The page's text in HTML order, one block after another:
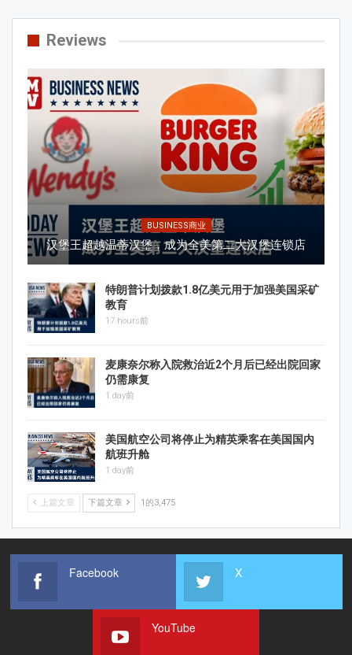
Reviews
BUSINESS商业
汉堡王超越温蒂汉堡，成为全美第二大汉堡连锁店
特朗普计划拨款1.8亿美元用于加强美国采矿
教育
17 hours前
麦康奈尔称入院救治近2个月后已经出院回家
仍需康复
1 day前
美国航空公司将停止为精英乘客在美国国内
航班升舱
1 day前
上篇文章 下篇文章 1的3,475
Facebook X
YouTube